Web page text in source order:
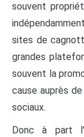
souvent
sites de
grandes
souvent la
cause auprès
sociaux.
Donc à part